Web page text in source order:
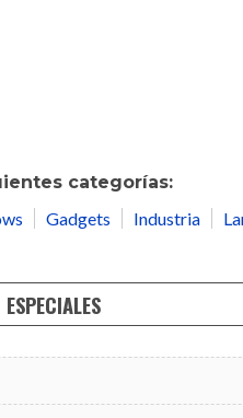
categorías:
Gadgets Industria
ESPECIALES